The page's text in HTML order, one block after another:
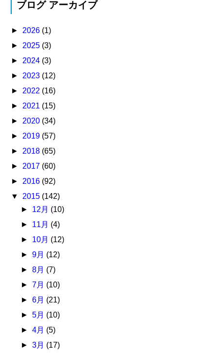
ブログ アーカイブ
► 2026 (1)
► 2025 (3)
► 2024 (3)
► 2023 (12)
► 2022 (16)
► 2021 (15)
► 2020 (34)
► 2019 (57)
► 2018 (65)
► 2017 (60)
► 2016 (92)
▼ 2015 (142)
► 12月 (10)
► 11月 (4)
► 10月 (12)
► 9月 (12)
► 8月 (7)
► 7月 (10)
► 6月 (21)
► 5月 (10)
► 4月 (5)
► 3月 (17)